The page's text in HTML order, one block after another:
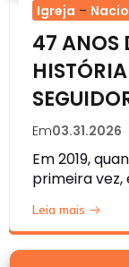
Igreja –
47 ANOS
Em03.31.2026
Em 2019,
primeira vez,
Leia mais